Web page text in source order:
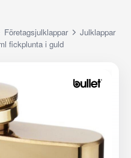
Företagsjulklappar
Julklappar
fickplunta i guld